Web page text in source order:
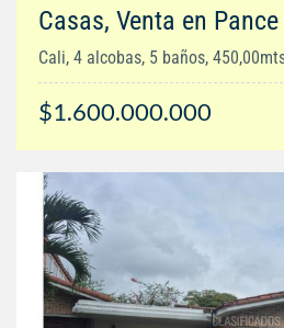
Casas, Venta en Pance
Cali, 4 alcobas, 5 baños,
$1.600.000.000